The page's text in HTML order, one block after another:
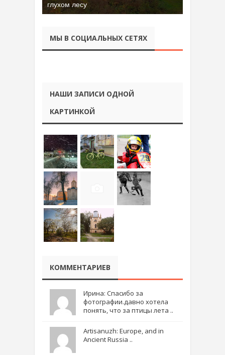
глухом лесу
МЫ В СОЦИАЛЬНЫХ СЕТЯХ
НАШИ ЗАПИСИ ОДНОЙ
КАРТИНКОЙ
КОММЕНТАРИЕВ
Ирина: Спасибо за
фотографии.давно хотела
понять, что за птицы лета ..
Artisanuzh: Europe, and in
Ancient Russia ..